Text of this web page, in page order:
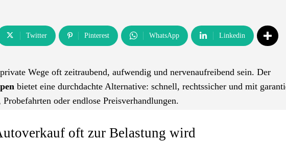
Twitter Pinterest WhatsApp Linkedin
Wege oft zeitraubend, aufwendig und nervenaufreibend sein. Der
bietet eine durchdachte Alternative: schnell, rechtssicher und mit
oder endlose Preisverhandlungen.
oft zur Belastung wird